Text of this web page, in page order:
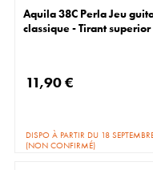
Aquila 38C Perla Jeu
classique - Tirant superior
11,90 €
DISPO À PARTIR DU 18
(NON CONFIRMÉ)